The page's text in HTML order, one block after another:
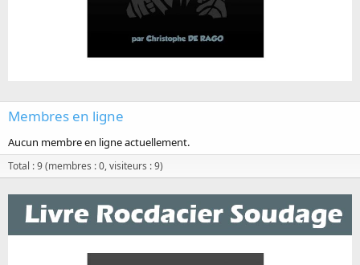
Membres en ligne
Aucun membre en ligne actuellement.
Total : 9 (membres : 0, visiteurs : 9)